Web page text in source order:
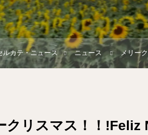
ルカテ・ニュース ニュース メリー
クリスマス！！